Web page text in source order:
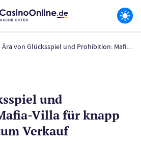
Ära von Glücksspiel und Prohibition: Mafia-Villa für knapp 14 Mio. USD zum Verkauf
und
Villa für knapp
Verkauf